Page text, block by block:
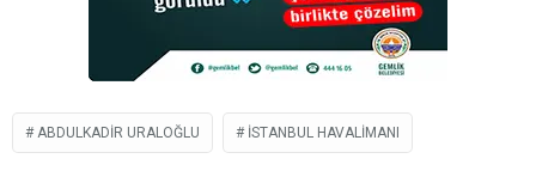
ABDULKADIR URALOĞLU İSTANBUL HAVALIMANI